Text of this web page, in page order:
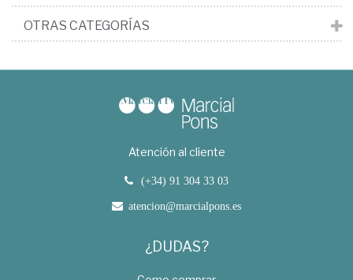
OTRAS CATEGORÍAS
Atención al cliente
(+34) 91 304 33 03
atencion@marcialpons.es
¿DUDAS?